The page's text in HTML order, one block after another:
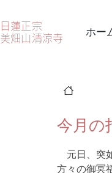
日蓮正宗
美畑山 清涼寺
ホー
< 一覧
今月の
元日、突
方々の御冥